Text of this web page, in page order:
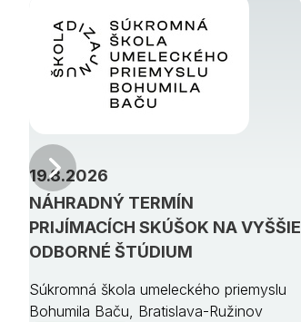
NÁHRADNÝ TERMÍN
PRIJÍMACÍCH SKÚŠOK NA VYŠŠIE
ODBORNÉ ŠTÚDIUM
19.8.2026
Súkromná škola umeleckého priemyslu
Bohumila Baču, Bratislava-Ružinov
Predchádzajúci